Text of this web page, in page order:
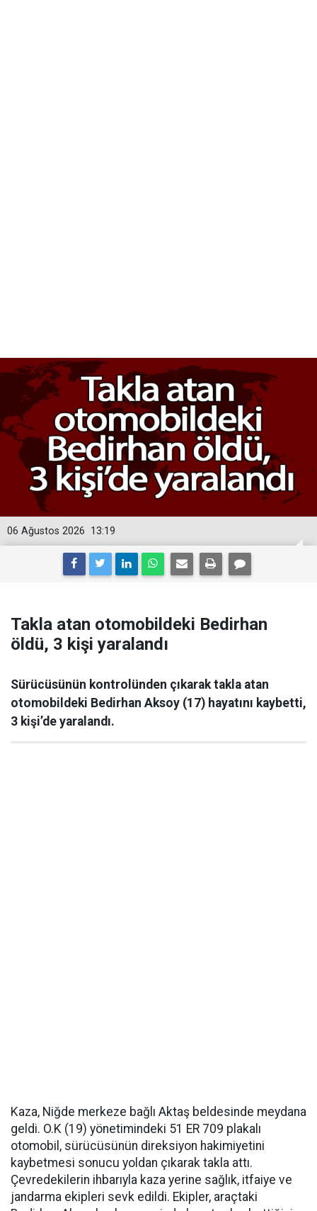
13:19
06 Ağustos 2026
Takla atan otomobildeki Bedirhan
öldü, 3 kişi yaralandı
Sürücüsünün kontrolünden çıkarak takla atan
otomobildeki Bedirhan Aksoy (17) hayatını kaybetti,
3 kişi’de yaralandı.
Kaza, Niğde merkeze bağlı Aktaş beldesinde meydana
geldi. O.K (19) yönetimindeki 51 ER 709 plakalı
otomobil, sürücüsünün direksiyon hakimiyetini
kaybetmesi sonucu yoldan çıkarak takla attı.
Çevredekilerin ihbarıyla kaza yerine sağlık, itfaiye ve
jandarma ekipleri sevk edildi. Ekipler, araçtaki